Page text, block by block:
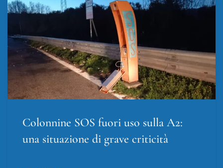
Colonnine SOS fuori uso sulla A2:
una situazione di grave criticità